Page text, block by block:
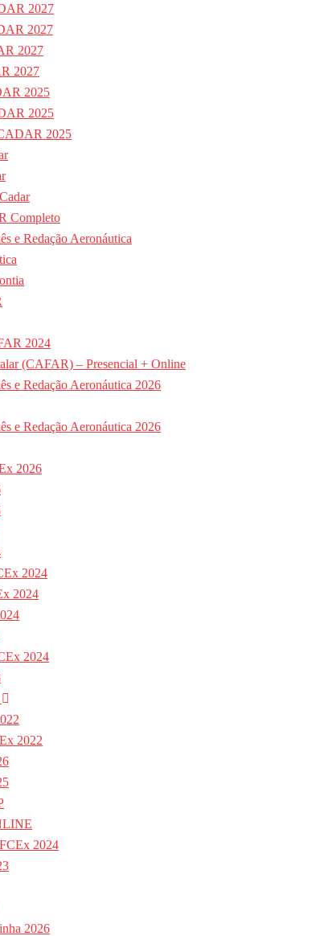
2027
2027
2027
2027
2025
2025
2025
Completo
e Redação Aeronáutica
2024
(CAFAR) – Presencial + Online
e Redação Aeronáutica 2026
e Redação Aeronáutica 2026
2026
2024
2024
2024
2022
2024
2026